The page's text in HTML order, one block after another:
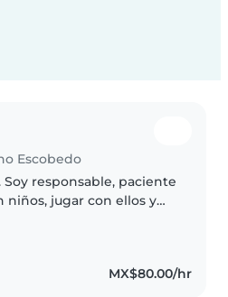
Escobedo
Soy responsable, paciente
niños, jugar con ellos y
MX$80.00/hr